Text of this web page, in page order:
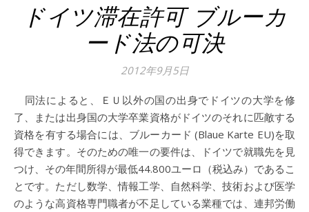
ドイツ滞在許可 ブルーカ
ード法の可決
2012年9月5日
同法によると、ＥＵ以外の国の出身でドイツの大学を修
了、または出身国の大学卒業資格がドイツのそれに匹敵する
資格を有する場合には、ブルーカード (Blaue Karte EU)を取
得できます。そのための唯一の要件は、ドイツで就職先を見
つけ、その年間所得が最低44.800ユーロ（税込み）であるこ
とです。ただし数学、情報工学、自然科学、技術および医学
のような高資格専門職者が不足している業種では、連邦労働